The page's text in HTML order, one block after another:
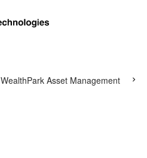
WealthPark Asset Management